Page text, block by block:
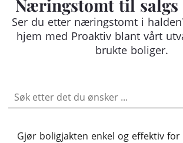
Næringstomt til salgs
Ser du etter næringstomt i
hjem med Proaktiv blant vårt
brukte boliger.
Gjør boligjakten enkel og effektiv for